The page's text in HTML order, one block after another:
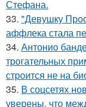
Стефана.
33. "Девушку
аффлека стала
34. Антонио
трогательных
строится не на
35. В соцсетях
уверены, что